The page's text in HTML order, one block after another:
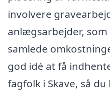
involvere
anlægsarbejder,
samlede
god idé at få
fagfolk i Skave, så